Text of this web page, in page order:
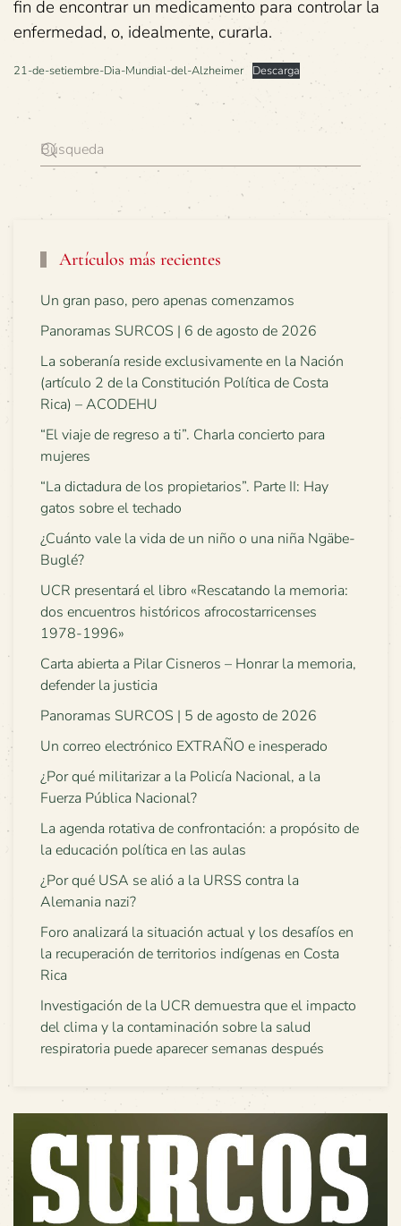
fin de encontrar un medicamento para controlar la
enfermedad, o, idealmente, curarla.
21-de-setiembre-Dia-Mundial-del-Alzheimer Descarga
Artículos más recientes
Un gran paso, pero apenas comenzamos
Panoramas SURCOS | 6 de agosto de 2026
La soberanía reside exclusivamente en la Nación
(artículo 2 de la Constitución Política de Costa
Rica) – ACODEHU
“El viaje de regreso a ti”. Charla concierto para
mujeres
“La dictadura de los propietarios”. Parte II: Hay
gatos sobre el techado
¿Cuánto vale la vida de un niño o una niña Ngäbe-
Buglé?
UCR presentará el libro «Rescatando la memoria:
dos encuentros históricos afrocostarricenses
1978-1996»
Carta abierta a Pilar Cisneros – Honrar la memoria,
defender la justicia
Panoramas SURCOS | 5 de agosto de 2026
Un correo electrónico EXTRAÑO e inesperado
¿Por qué militarizar a la Policía Nacional, a la
Fuerza Pública Nacional?
La agenda rotativa de confrontación: a propósito de
la educación política en las aulas
¿Por qué USA se alió a la URSS contra la
Alemania nazi?
Foro analizará la situación actual y los desafíos en
la recuperación de territorios indígenas en Costa
Rica
Investigación de la UCR demuestra que el impacto
del clima y la contaminación sobre la salud
respiratoria puede aparecer semanas después